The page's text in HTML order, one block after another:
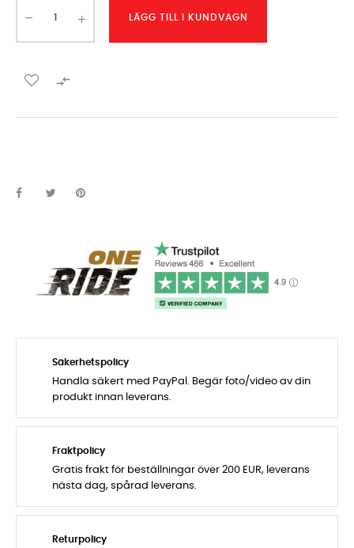
LÄGG TILL I KUNDVAGN

Säkerhetspolicy
Handla säkert med PayPal. Begär foto/video av din
produkt innan leverans.
Fraktpolicy
Gratis frakt för beställningar över 200 EUR, leverans
nästa dag, spårad leverans.
Returpolicy